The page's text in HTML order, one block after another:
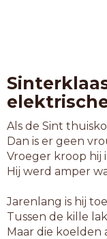
Als de Sint
Dan is er geen
Vroeger kroop hij
Hij werd amper
Jarenlang is hij
Tussen de kille
Maar die koelden